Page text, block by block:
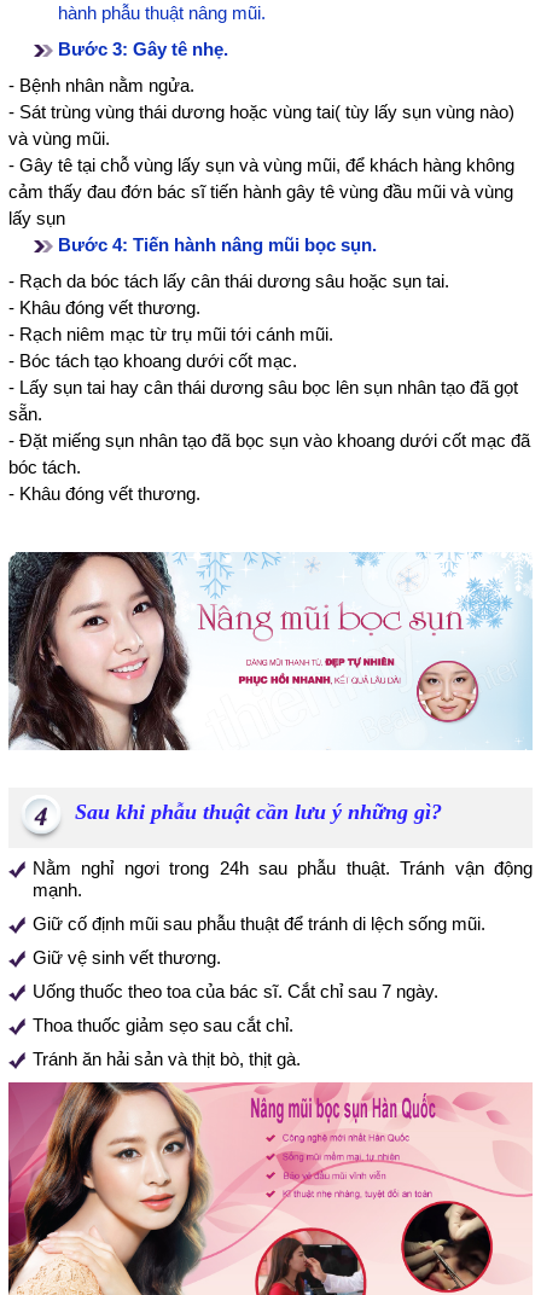
hành phẫu thuật nâng mũi.
Bước 3: Gây tê nhẹ.
- Bệnh nhân nằm ngửa.
- Sát trùng vùng thái dương hoặc vùng tai( tùy lấy sụn vùng nào)
và vùng mũi.
- Gây tê tại chỗ vùng lấy sụn và vùng mũi, để khách hàng không
cảm thấy đau đớn bác sĩ tiến hành gây tê vùng đầu mũi và vùng
lấy sụn
Bước 4: Tiến hành nâng mũi bọc sụn.
- Rạch da bóc tách lấy cân thái dương sâu hoặc sụn tai.
- Khâu đóng vết thương.
- Rạch niêm mạc từ trụ mũi tới cánh mũi.
- Bóc tách tạo khoang dưới cốt mạc.
- Lấy sụn tai hay cân thái dương sâu bọc lên sụn nhân tạo đã gọt
sẵn.
- Đặt miếng sụn nhân tạo đã bọc sụn vào khoang dưới cốt mạc đã
bóc tách.
- Khâu đóng vết thương.
Sau khi phẫu thuật cần lưu ý những gì?
Nằm nghỉ ngơi trong 24h sau phẫu thuật. Tránh vận động
mạnh.
Giữ cố định mũi sau phẫu thuật để tránh di lệch sống mũi.
Giữ vệ sinh vết thương.
Uống thuốc theo toa của bác sĩ. Cắt chỉ sau 7 ngày.
Thoa thuốc giảm sẹo sau cắt chỉ.
Tránh ăn hải sản và thịt bò, thịt gà.